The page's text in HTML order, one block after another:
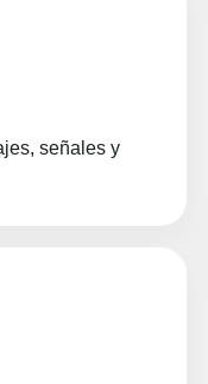
señales y